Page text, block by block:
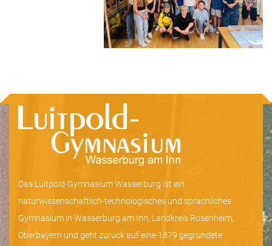
Das Luitpold-Gymnasium Wasserburg ist ein
naturwissenschaftlich-technologisches und sprachliches
Gymnasium in Wasserburg am Inn, Landkreis Rosenheim,
Oberbayern und geht zurück auf eine 1879 gegründete